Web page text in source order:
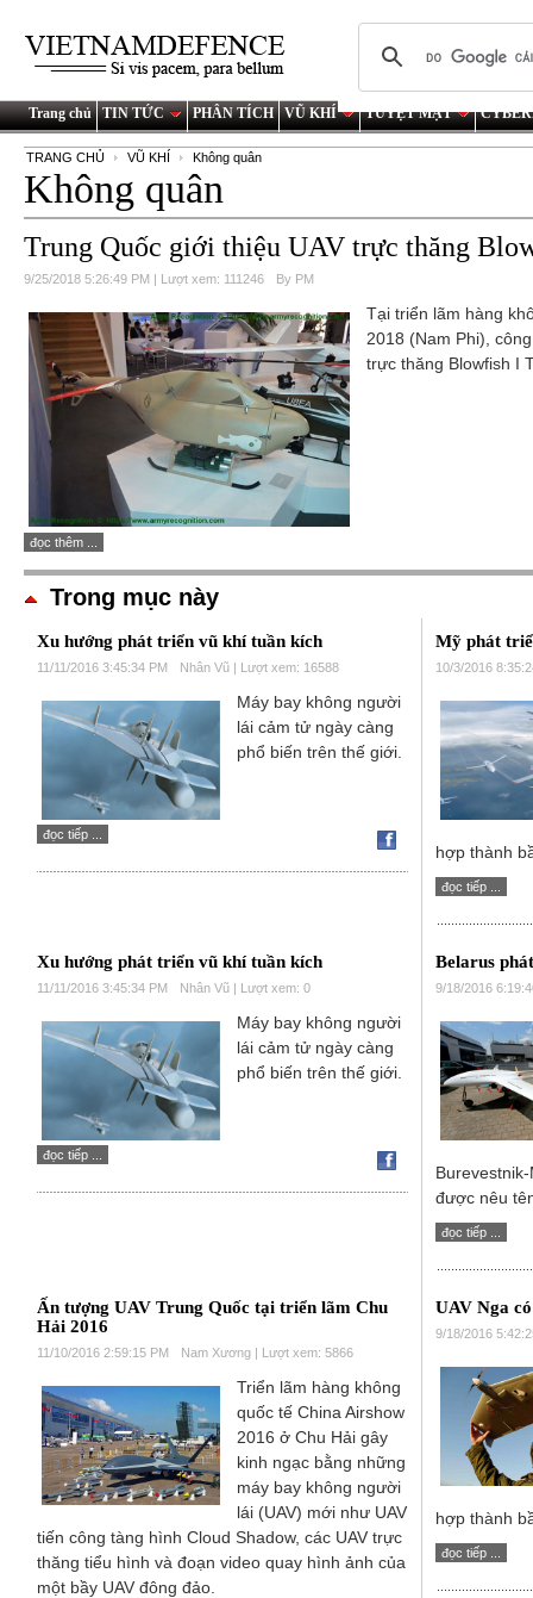
Trang chủ TIN TỨC PHÂN TÍCH VŨ KHÍ TUYỆT MẬT
TRANG CHỦ VŨ KHÍ Không quân
Không quân
Trung Quốc giới thiệu UAV trực thăng
9/25/2018 5:26:49 PM | Lượt xem: 111246 By PM
Tại triển lãm hàng
2018 (Nam Phi),
trực thăng Blowfish I
đọc thêm ...
Trong mục này
Xu hướng phát triển vũ khí tuần kích
11/11/2016 3:45:34 PM Nhân Vũ | Lượt xem: 16588
Máy bay không người
lái cảm tử ngày càng
phổ biến trên thế giới.
đọc tiếp ...
Mỹ phát
10/3/2016
hợp thành
đọc tiếp ...
Xu hướng phát triển vũ khí tuần kích
11/11/2016 3:45:34 PM Nhân Vũ | Lượt xem: 0
Máy bay không người
lái cảm tử ngày càng
phổ biến trên thế giới.
đọc tiếp ...
Belarus
9/18/2016
được nêu
đọc tiếp ...
Ấn tượng UAV Trung Quốc tại triển lãm Chu
Hải 2016
11/10/2016 2:59:15 PM Nam Xương | Lượt xem: 5866
Triển lãm hàng không
quốc tế China Airshow
2016 ở Chu Hải gây
kinh ngạc bằng những
máy bay không người
lái (UAV) mới như UAV
tiến công tàng hình Cloud Shadow, các UAV trực
thăng tiểu hình và đoạn video quay hình ảnh của
một bầy UAV đông đảo.
UAV Nga
9/18/2016
hợp thành
đọc tiếp ...